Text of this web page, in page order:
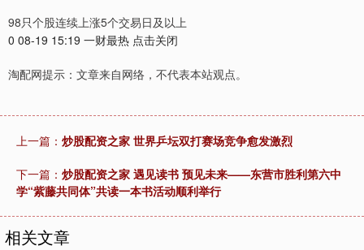
98只个股连续上涨5个交易日及以上
0 08-19 15:19 一财最热 点击关闭
淘配网提示：文章来自网络，不代表本站观点。
上一篇： 炒股配资之家 世界乒坛双打赛场竞争愈发激烈
下一篇： 炒股配资之家 遇见读书 预见未来——东营市胜利第六中
学“紫藤共同体”共读一本书活动顺利举行
相关文章